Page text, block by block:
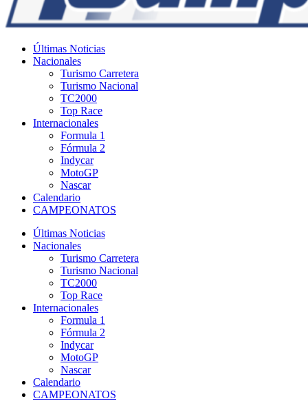
Últimas Noticias
Nacionales
Turismo Carretera
Turismo Nacional
TC2000
Top Race
Internacionales
Formula 1
Fórmula 2
Indycar
MotoGP
Nascar
Calendario
CAMPEONATOS
Últimas Noticias
Nacionales
Turismo Carretera
Turismo Nacional
TC2000
Top Race
Internacionales
Formula 1
Fórmula 2
Indycar
MotoGP
Nascar
Calendario
CAMPEONATOS